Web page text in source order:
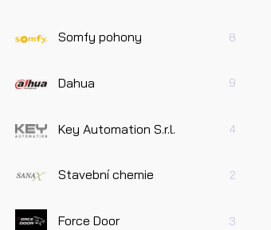
Somfy pohony 8
Dahua 9
Key Automation S.r.l. 4
Stavební chemie 2
Force Door 3